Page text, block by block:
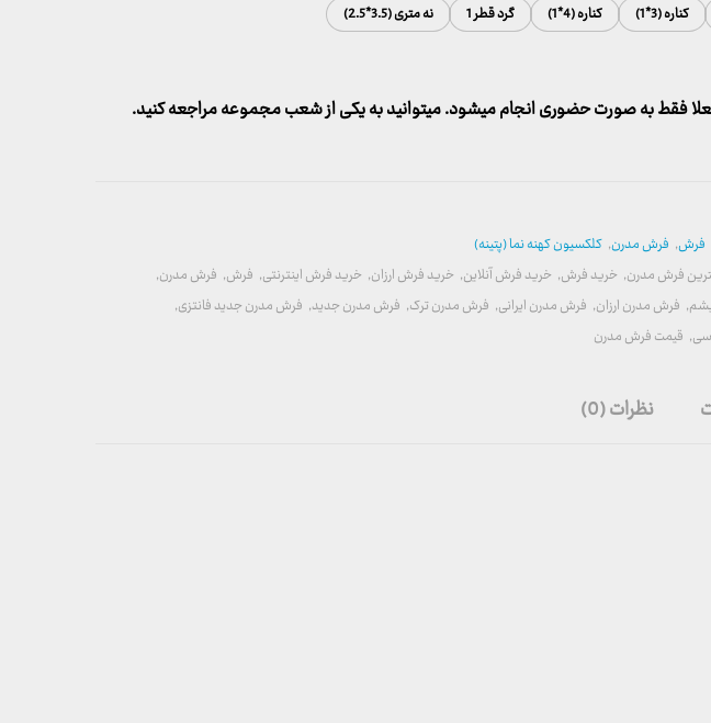
کناره (3*1) کناره (4*1) گرد قطر 1 نه متری (3.5*2.5)
فقط به صورت حضوری انجام میشود. میتوانید به یکی از شعب مجموعه مراجعه کنید.
فرش, فرش مدرن, کلکسیون کهنه نما (پتینه)
فرش مدرن, خرید فرش, خرید فرش آنلاین, خرید فرش ارزان, خرید فرش اینترنتی, فرش, فرش مدرن,
, فرش مدرن ارزان, فرش مدرن ایرانی, فرش مدرن ترک, فرش مدرن جدید, فرش مدرن جدید فانتزی,
, قیمت فرش مدرن
نظرات (0)